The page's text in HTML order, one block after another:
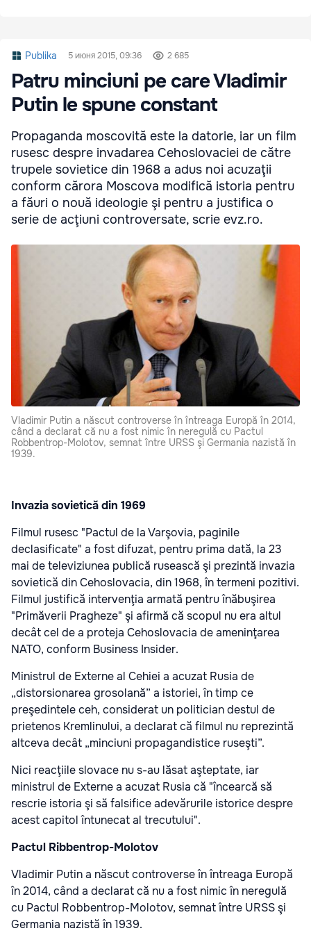
Publika 5 июня 2015, 09:36 2 685
Patru minciuni pe care Vladimir
Putin le spune constant
Propaganda moscovită este la datorie, iar un film
rusesc despre invadarea Cehoslovaciei de către
trupele sovietice din 1968 a adus noi acuzaţii
conform cărora Moscova modifică istoria pentru
a făuri o nouă ideologie şi pentru a justifica o
serie de acţiuni controversate, scrie evz.ro.
Vladimir Putin a născut controverse în întreaga Europă în 2014,
când a declarat că nu a fost nimic în neregulă cu Pactul
Robbentrop-Molotov, semnat între URSS şi Germania nazistă în
1939.
Invazia sovietică din 1969
Filmul rusesc "Pactul de la Varşovia, paginile
declasificate" a fost difuzat, pentru prima dată, la 23
mai de televiziunea publică rusească şi prezintă invazia
sovietică din Cehoslovacia, din 1968, în termeni pozitivi.
Filmul justifică intervenţia armată pentru înăbuşirea
"Primăverii Pragheze" şi afirmă că scopul nu era altul
decât cel de a proteja Cehoslovacia de ameninţarea
NATO, conform Business Insider.
Ministrul de Externe al Cehiei a acuzat Rusia de
„distorsionarea grosolană” a istoriei, în timp ce
preşedintele ceh, considerat un politician destul de
prietenos Kremlinului, a declarat că filmul nu reprezintă
altceva decât „minciuni propagandistice ruseşti”.
Nici reacţiile slovace nu s-au lăsat aşteptate, iar
ministrul de Externe a acuzat Rusia că "încearcă să
rescrie istoria şi să falsifice adevărurile istorice despre
acest capitol întunecat al trecutului".
Pactul Ribbentrop-Molotov
Vladimir Putin a născut controverse în întreaga Europă
în 2014, când a declarat că nu a fost nimic în neregulă
cu Pactul Robbentrop-Molotov, semnat între URSS şi
Germania nazistă în 1939.